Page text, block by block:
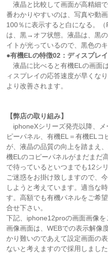
液晶と比較して画面が高精細
番わかりやすいのは、写真や動
100％に表示すると白になる。
は、黒→オフ状態。液晶は、黒
イトが光っているので、黒色のキ
●有機ELの特徴02：ディスプレ
液晶に比べると有機ELの画面
ィスプレイの応答速度が早くな
より改善されます。
【弊店の取り組み】
iphoneXシリーズ発売以降、メ
ピーパネル、有機EL＝有機ELコ
が、液晶の品質の向上を踏まえ
機ELのコピーパネルがまだまだ
で待っているといつまでも12シ
ご迷惑をお掛け致しますので、
しようと考えています。適当な
す。高額でも有機パネルをご希
合せ下さい。
下記、iphone12proの画面画像を
画像画面は、WEBでの表示解像
かり難いのであえて設定画面の
ないと考えますので採用しました